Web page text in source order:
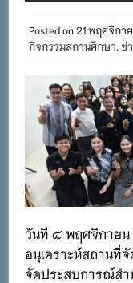
เนื่องใน
กิจกรรม
ความปล
Posted on21 พฤศจิกา
กิจกรรมสถานศึกษา,ข่
วันที ๘ พฤศจิกายน
อนุเคราะห์สถานที่จั
จัดประสบการณ์สำ